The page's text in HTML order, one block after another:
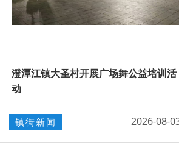
澄潭江镇大圣村开展广场舞公益培训活
动
镇街新闻 2026-08-